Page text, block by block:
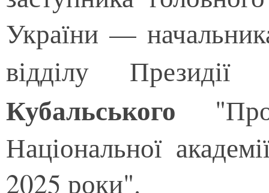
України —
відділу
Кубальського
Національної
2025 роки".